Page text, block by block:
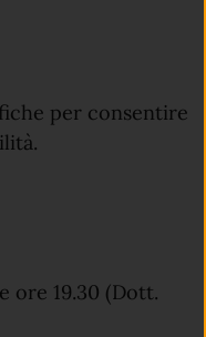
per consentire
ore 19.30 (Dott.